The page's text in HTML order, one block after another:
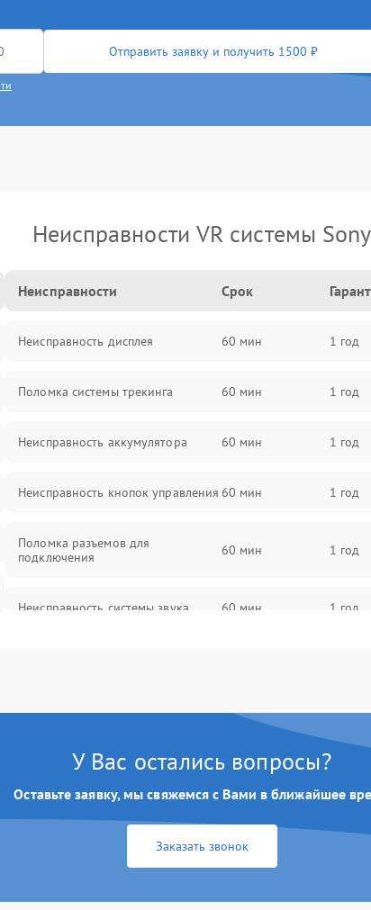
Отправить заявку и получить 1500 ₽
Неисправности VR системы Sony
Неисправности Срок
Неисправность дисплея 60 мин 1 год
Поломка системы трекинга 60 мин 1 год
Неисправность аккумулятора 60 мин 1 год
Неисправность кнопок управления 60 мин 1 год
Поломка разъемов для
подключения
60 мин 1 год
Неисправность системы звука 60 мин 1 год
60 мин 1 год
Поломка системы автоматического
отключения
Неисправность системы защиты от
60 мин
Повреждение системы защиты от
У Вас остались вопросы?
Оставьте заявку, мы свяжемся с Вами в ближайшее
Заказать звонок